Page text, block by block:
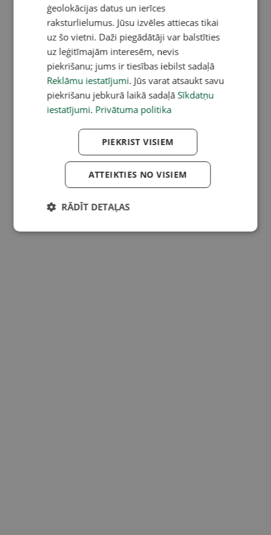
ģeolokācijas datus un ierīces
raksturlielumus. Jūsu izvēles attiecas tikai
uz šo vietni. Daži piegādātāji var balstīties
uz leģitīmajām interesēm, nevis
piekrišanu; jums ir tiesības iebilst sadaļā
Reklāmu iestatījumi. Jūs varat atsaukt savu
piekrišanu jebkurā laikā sadaļā Sīkdatņu
iestatījumi. Privātuma politika
PIEKRIST VISIEM
ATTEIKTIES NO VISIEM
RĀDĪT DETAĻAS